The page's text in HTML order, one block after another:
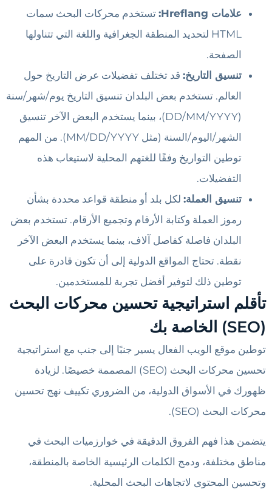
علامات Hreflang:
تستخدم محركات البحث سمات
HTML لتحديد المنطقة الجغرافية واللغة التي تتناولها
الصفحة.
تنسيق التاريخ: قد تختلف تفضيلات عرض التاريخ حول
العالم. تستخدم بعض البلدان تنسيق التاريخ يوم/شهر/سنة
(DD/MM/YYYY)، بينما يستخدم البعض الآخر تنسيق
الشهر/اليوم/السنة (مثل MM/DD/YYYY). من المهم
توطين التواريخ وفقًا للغتهم المحلية لاستيعاب هذه
التفضيلات.
تنسيق العملة: لكل بلد أو منطقة قواعد محددة بشأن
رموز العملة وكتابة الأرقام وتجميع الأرقام. تستخدم بعض
البلدان فاصلة كفاصل آلاف، بينما يستخدم البعض الآخر
نقطة. تحتاج المواقع الدولية إلى أن تكون قادرة على
توطين ذلك لتوفير أفضل تجربة للمستخدمين.
تأقلم استراتيجية تحسين محركات البحث
(SEO) الخاصة بك
توطين موقع الويب الفعال يسير جنبًا إلى جنب مع استراتيجية
تحسين محركات البحث (SEO) المصممة خصيصًا. لزيادة
ظهورك في الأسواق الدولية، من الضروري تكييف نهج تحسين
محركات البحث (SEO).
يتضمن هذا فهم الفروق الدقيقة في خوارزميات البحث في
مناطق مختلفة، ودمج الكلمات الرئيسية الخاصة بالمنطقة،
وتحسين المحتوى لاتجاهات البحث المحلية.